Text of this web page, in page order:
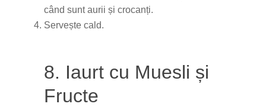
când sunt aurii și crocanți.
Servește cald.
8. Iaurt cu Muesli și
Fructe